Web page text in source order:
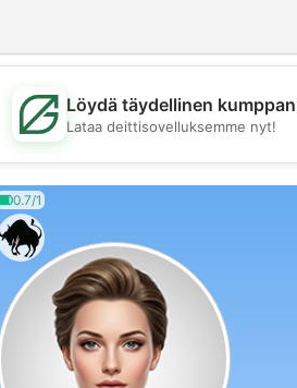
💖
Löydä täydellinen
Lataa deittisovelluksemme nyt!
0.7/1